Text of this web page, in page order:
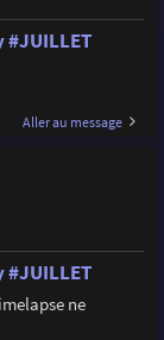
e
#JUILLET
Aller au message
#JUILLET
ne